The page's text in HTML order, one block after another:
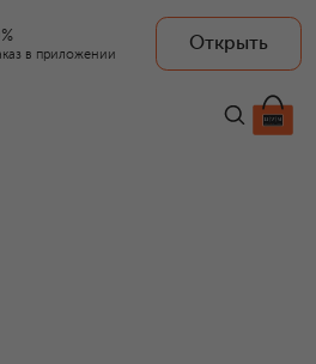
в приложении
Открыть
114 000 ₽